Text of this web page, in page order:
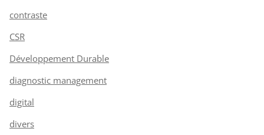
contraste
CSR
Développement Durable
diagnostic management
digital
divers